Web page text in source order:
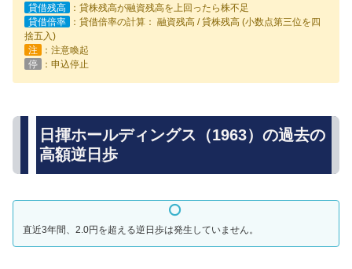
貸借残高
：貸株残高が融資残高を上回ったら株不足
貸借倍率
：貸借倍率の計算： 融資残高 / 貸株残高 (小数点第三位を四
捨五入)
注
：注意喚起
停
：申込停止
日揮ホールディングス（1963）の過去の
高額逆日歩
直近3年間、2.0円を超える逆日歩は発生していません。